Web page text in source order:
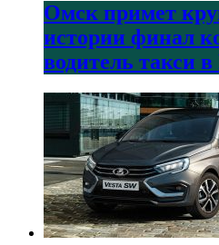
Омск примет
истории финал
водитель такси в